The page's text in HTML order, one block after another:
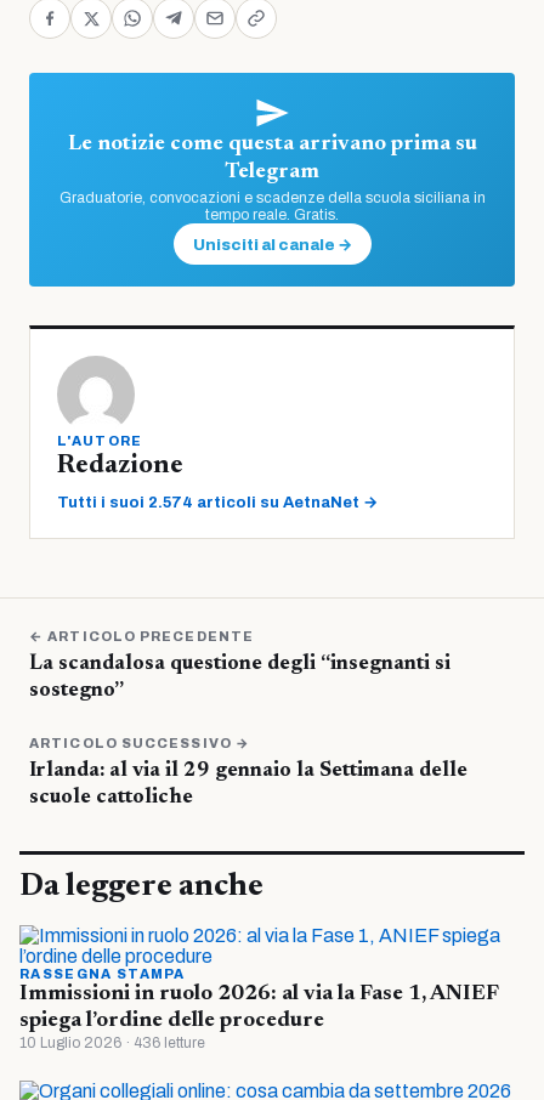
Le notizie come questa arrivano prima su
Telegram
Graduatorie, convocazioni e scadenze della scuola siciliana in
tempo reale. Gratis.
Unisciti al canale →
L'AUTORE
Redazione
Tutti i suoi 2.574 articoli su AetnaNet →
← ARTICOLO PRECEDENTE
La scandalosa questione degli “insegnanti si
sostegno”
ARTICOLO SUCCESSIVO →
Irlanda: al via il 29 gennaio la Settimana delle
scuole cattoliche
Da leggere anche
RASSEGNA STAMPA
Immissioni in ruolo 2026: al via la Fase 1, ANIEF
spiega l’ordine delle procedure
10 Luglio 2026 · 436 letture